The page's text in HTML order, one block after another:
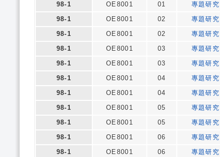
98-1
OE8001 01
專題研究
98-1
OE8001 02
專題研究
98-1
OE8001 02
專題研究
98-1
OE8001 03
專題研究
98-1
OE8001 03
專題研究
98-1
OE8001 04
專題研究
98-1
OE8001 04
專題研究
98-1
OE8001 05
專題研究
98-1
OE8001 05
專題研究
98-1
OE8001 06
專題研究
98-1
OE8001 06 專題研究